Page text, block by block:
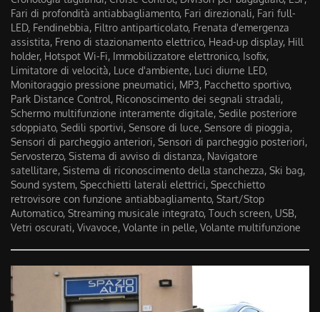
Fari di profondità antiabbagliamento, Fari direzionali, Fari full-
LED, Fendinebbia, Filtro antiparticolato, Frenata d'emergenza
assistita, Freno di stazionamento elettrico, Head-up display, Hill
holder, Hotspot Wi-Fi, Immobilizzatore elettronico, Isofix,
Limitatore di velocità, Luce d'ambiente, Luci diurne LED,
Monitoraggio pressione pneumatici, MP3, Pacchetto sportivo,
Park Distance Control, Riconoscimento dei segnali stradali,
Schermo multifunzione interamente digitale, Sedile posteriore
sdoppiato, Sedili sportivi, Sensore di luce, Sensore di pioggia,
Sensori di parcheggio anteriori, Sensori di parcheggio posteriori,
Servosterzo, Sistema di avviso di distanza, Navigatore
satellitare, Sistema di riconoscimento della stanchezza, Ski bag,
Sound system, Specchietti laterali elettrici, Specchietto
retrovisore con funzione antiabbagliamento, Start/Stop
Automatico, Streaming musicale integrato, Touch screen, USB,
Vetri oscurati, Vivavoce, Volante in pelle, Volante multifunzione